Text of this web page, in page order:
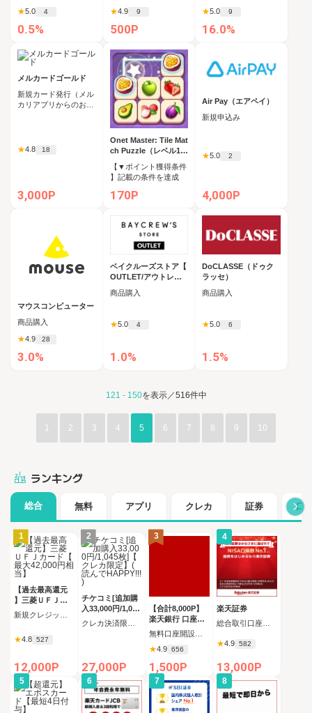
★5.0 4
0.5%
★4.9 9
500P
★5.0 9
16.0%
メルカードゴールド
新規カード発行（メル
カリアプリからのお申
★4.8 18
3,000P
Onet Master: Tile Mat
ch Puzzle（レベル10
0クリア）
【▼ポイント獲得条件
】記載の条件を達成
170P
Air Pay（エアペイ）
新規申込み
★5.0 2
4,000P
マウスコンピューター
商品購入
★4.9 28
3.0%
ベイクルーズストア【
OUTLET/アウトレッ
商品購入
★5.0 4
1.0%
DoCLASSE（ドゥク
ラッセ）
商品購入
★5.0 6
1.5%
121 - 150を表示／516件中
1 2 3 4 5 6 7 8 9 10
ランキング
総合 無料 アプリ クレカ 証券 口
1
【過去最高還元
】三菱ＵＦＪカ
ード【最大42,00
0円相当】
★4.8 527
12,000P
2
チケコミ[追加購
入33,000円/1,045
枚]【クレカ限定
】(読んでHAPPY
27,000P
3
【合計8,000P】
楽天銀行 口座開
設
★4.9 656
1,500P
4
楽天証券
★4.9 582
13,000P
5 6 7 8